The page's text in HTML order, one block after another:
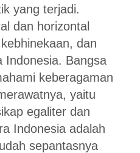
yang terjadi.
dan horizontal
dan
Indonesia. Bangsa
keberagaman
yaitu
egaliter dan
Indonesia adalah
sepantasnya